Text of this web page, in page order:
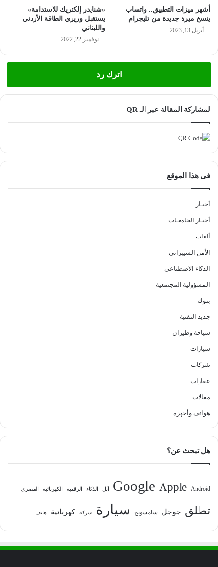
أشهر ميزات التطبيق.. واتساب
ينسخ ميزة جديدة من تليجرام
أبريل 13, 2023
«شنايدر إلكتريك للاستدامة»
يستقبل وزيري الطاقة الأردني
واللبناني
نوفمبر 22, 2022
اترك رد
لمشاركة المقالة عبر الـ QR
فى هذا الموقع
أخبـار
أخبـار الجامعـات
ألعاب
الأمن السيبراني
الذكاء الاصطناعي
المسؤولية المجتمعية
بنوك
جديد التقنية
سياحة وطيران
سيارات
شركات
عقارات
مقالات
هواتف وأجهزة
هل تبحث عن؟
Android
Apple
Google آبل الذكاء الرقمية الكهربائية المصري
تطلق جوجل سامسونج سيارة شركة كهربائية هاتف